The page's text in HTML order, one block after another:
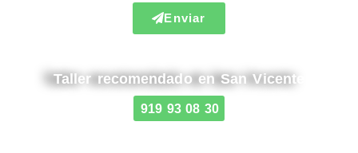
Enviar
Taller recomendado en San Vicente
919 93 08 30